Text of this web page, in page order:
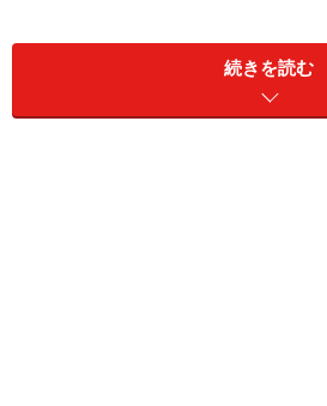
方法について解説します。
続きを読む